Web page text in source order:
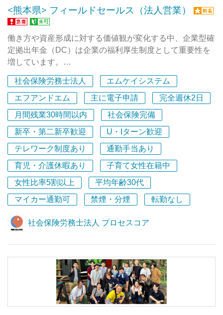
■時差出勤制度： 出退勤時間の調整が可能です。混雑回避
す。
■特別休暇： 急な体調不良や病欠が発生した際、一定の条
件のもとで有給休暇を補填できる制度です。不測の事態に
も安心して対応できる環境を整えています。
＜専門性を高める万全のサポート＞
■費用は事務所負担： 社労士会の会費（勤務社労士登録）
や研修費用は全額事務所が負担。学びたい意欲を金銭面で
もバックアップします。
■幅広い経験値： 地元大田区を中心に約450社。小規模か
ら1000人規模まで多種多様な業種を担当できるほか、労
働保険事務組合を併設しているため、事務の隅々まで精通
<熊本県> フィールドセールス（法人営業）
働き方や資産形成に対する価値観が変化する中、企業型確
定拠出年金（DC）は企業の福利厚生制度として重要性を
増しています。
一方、専門的知識をもっている人材は少なく、中小企業が
自分たちだけで導入や運用をしていくことはまだまだ難易
度が高い現状があります。
当社では導入支援から制度運営、投資教育まで一貫したサ
ポートを提供しており、お客様からのニーズ拡大に伴い、
さらなる事業成長を見据えて増員募集を行います。
企業の経営者・従業員の双方が、早く教えてもらいたかっ
たではなく将来やっててよかったと思ってもらえる社会環
境をつくるお仕事です。
＜やりがい・魅力＞
①社会的意義
NISA拡大や老後資産形成への関心の高まりにより、企業
型DC市場は拡大を続けています。
社会保険労務士法人
エムケイシステム
エフアンドエム
主に電子申請
完全週休2日
月間残業30時間以内
社会保険完備
新卒・第二新卒歓迎
U・Iターン歓迎
テレワーク制度あり
通勤手当あり
育児・介護休暇あり
子育て女性在籍中
女性比率5割以上
平均年齢30代
マイカー通勤可
禁煙・分煙 転勤なし
社会保険労務士法人 プロセスコア